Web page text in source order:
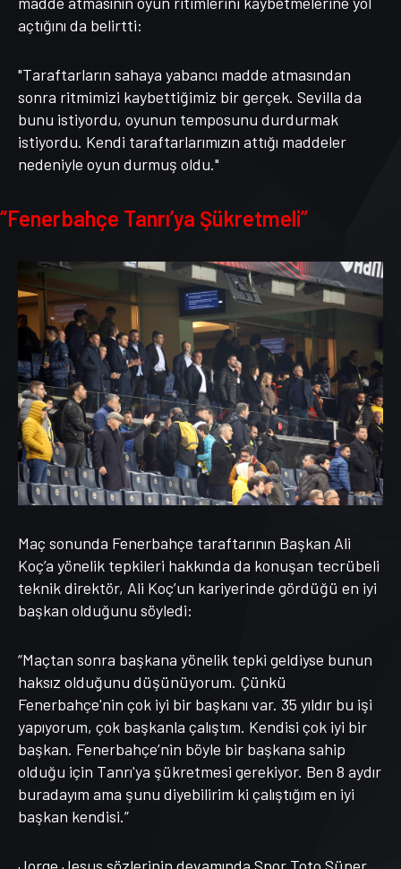
açtığını da belirtti:
"Taraftarların sahaya yabancı madde atmasından
sonra ritmimizi kaybettiğimiz bir gerçek. Sevilla da
bunu istiyordu, oyunun temposunu durdurmak
istiyordu. Kendi taraftarlarımızın attığı maddeler
nedeniyle oyun durmuş oldu."
“Fenerbahçe Tanrı’ya Şükretmeli”
Maç sonunda Fenerbahçe taraftarının Başkan Ali
Koç’a yönelik tepkileri hakkında da konuşan tecrübeli
teknik direktör, Ali Koç’un kariyerinde gördüğü en iyi
başkan olduğunu söyledi:
“Maçtan sonra başkana yönelik tepki geldiyse bunun
haksız olduğunu düşünüyorum. Çünkü
Fenerbahçe'nin çok iyi bir başkanı var. 35 yıldır bu işi
yapıyorum, çok başkanla çalıştım. Kendisi çok iyi bir
başkan. Fenerbahçe’nin böyle bir başkana sahip
olduğu için Tanrı'ya şükretmesi gerekiyor. Ben 8 aydır
buradayım ama şunu diyebilirim ki çalıştığım en iyi
başkan kendisi.”